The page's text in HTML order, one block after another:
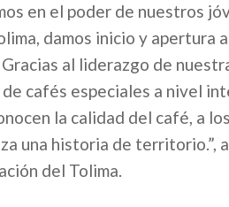
en el poder de nuestros
damos inicio y apertura
al liderazgo de
cafés especiales a nivel
la calidad del café, a
una historia de
del Tolima.